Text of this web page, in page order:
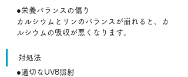
●栄養バランスの偏り
カルシウムとリンのバランスが崩れると、カ
ルシウムの吸収が悪くなります。
対処法
●適切なUVB照射